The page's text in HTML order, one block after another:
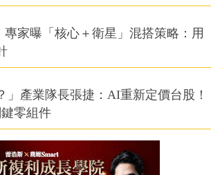
專家曝「核心＋衛星」混搭策略：用
」產業隊長張捷：AI重新定價台股！
零組件